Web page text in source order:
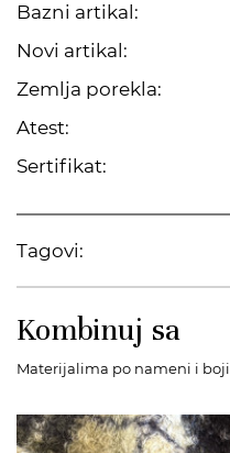
Bazni artikal:
Novi artikal:
Zemlja porekla:
Atest:
Sertifikat:
Tagovi:
Kombinuj sa
Materijalima po nameni i boji